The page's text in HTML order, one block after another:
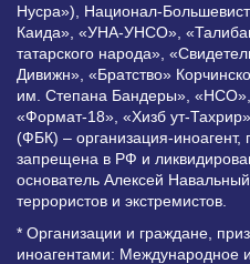
Нусра»), Национал-
Каида», «УНА-УНСО»,
татарского народа»,
Дивижн», «Братство»
им. Степана Бандеры», «НСО»,
«Формат-18», «Хизб ут-
(ФБК) – организация-иноагент,
запрещена в РФ и
основатель Алексей
террористов и экстремистов.
* Организации и граждане,
иноагентами: Международное